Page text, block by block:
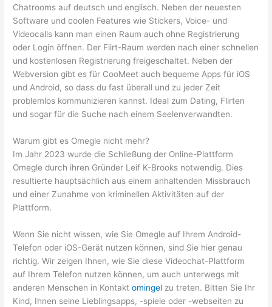
Chatrooms auf deutsch und englisch. Neben der neuesten
Software und coolen Features wie Stickers, Voice- und
Videocalls kann man einen Raum auch ohne Registrierung
oder Login öffnen. Der Flirt-Raum werden nach einer schnellen
und kostenlosen Registrierung freigeschaltet. Neben der
Webversion gibt es für CooMeet auch bequeme Apps für iOS
und Android, so dass du fast überall und zu jeder Zeit
problemlos kommunizieren kannst. Ideal zum Dating, Flirten
und sogar für die Suche nach einem Seelenverwandten.
Warum gibt es Omegle nicht mehr?
Im Jahr 2023 wurde die Schließung der Online-Plattform
Omegle durch ihren Gründer Leif K-Brooks notwendig. Dies
resultierte hauptsächlich aus einem anhaltenden Missbrauch
und einer Zunahme von kriminellen Aktivitäten auf der
Plattform.
Wenn Sie nicht wissen, wie Sie Omegle auf Ihrem Android-
Telefon oder iOS-Gerät nutzen können, sind Sie hier genau
richtig. Wir zeigen Ihnen, wie Sie diese Videochat-Plattform
auf Ihrem Telefon nutzen können, um auch unterwegs mit
anderen Menschen in Kontaktomingel zu treten. Bitten Sie Ihr
Kind, Ihnen seine Lieblingsapps, -spiele oder -webseiten zu